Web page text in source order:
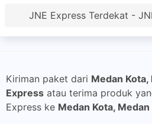
JNE Express Terdekat -
Kiriman paket dari Medan Kota,
Express atau terima produk
Express ke Medan Kota, Medan